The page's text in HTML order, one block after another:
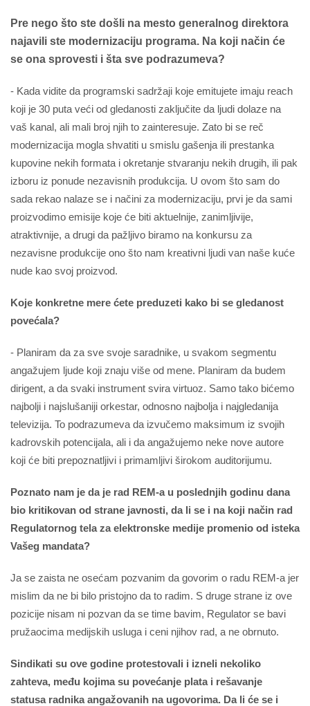
Pre nego što ste došli na mesto generalnog direktora
najavili ste modernizaciju programa. Na koji način će
se ona sprovesti i šta sve podrazumeva?
- Kada vidite da programski sadržaji koje emitujete imaju reach
koji je 30 puta veći od gledanosti zaključite da ljudi dolaze na
vaš kanal, ali mali broj njih to zainteresuje. Zato bi se reč
modernizacija mogla shvatiti u smislu gašenja ili prestanka
kupovine nekih formata i okretanje stvaranju nekih drugih, ili pak
izboru iz ponude nezavisnih produkcija. U ovom što sam do
sada rekao nalaze se i načini za modernizaciju, prvi je da sami
proizvodimo emisije koje će biti aktuelnije, zanimljivije,
atraktivnije, a drugi da pažljivo biramo na konkursu za
nezavisne produkcije ono što nam kreativni ljudi van naše kuće
nude kao svoj proizvod.
Koje konkretne mere ćete preduzeti kako bi se gledanost
povećala?
- Planiram da za sve svoje saradnike, u svakom segmentu
angažujem ljude koji znaju više od mene. Planiram da budem
dirigent, a da svaki instrument svira virtuoz. Samo tako bićemo
najbolji i najslušaniji orkestar, odnosno najbolja i najgledanija
televizija. To podrazumeva da izvučemo maksimum iz svojih
kadrovskih potencijala, ali i da angažujemo neke nove autore
koji će biti prepoznatljivi i primamljivi širokom auditorijumu.
Poznato nam je da je rad REM-a u poslednjih godinu dana
bio kritikovan od strane javnosti, da li se i na koji način rad
Regulatornog tela za elektronske medije promenio od isteka
Vašeg mandata?
Ja se zaista ne osećam pozvanim da govorim o radu REM-a jer
mislim da ne bi bilo pristojno da to radim. S druge strane iz ove
pozicije nisam ni pozvan da se time bavim, Regulator se bavi
pružaocima medijskih usluga i ceni njihov rad, a ne obrnuto.
Sindikati su ove godine protestovali i izneli nekoliko
zahteva, među kojima su povećanje plata i rešavanje
statusa radnika angažovanih na ugovorima. Da li će se i